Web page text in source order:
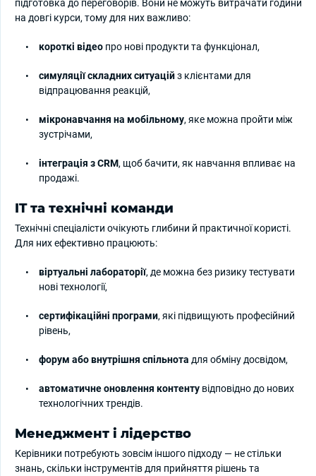
підготовка до переговорів. Вони не можуть витрачати години
на довгі курси, тому для них важливо:
короткі відео про нові продукти та функціонал,
симуляції складних ситуаційз клієнтами для
відпрацювання реакцій,
мікронавчання на мобільному, яке можна пройти між
зустрічами,
інтеграція з CRM, щоб бачити, як навчання впливає на
продажі.
IT та технічні команди
Технічні спеціалісти очікують глибини й практичної користі.
Для них ефективно працюють:
віртуальні лабораторії, де можна без ризику тестувати
нові технології,
сертифікаційні програми, які підвищують професійний
рівень,
форум або внутрішня спільнота для обміну досвідом,
автоматичне оновлення контенту відповідно до нових
технологічних трендів.
Менеджмент і лідерство
Керівники потребують зовсім іншого підходу — не стільки
знань, скільки інструментів для прийняття рішень та